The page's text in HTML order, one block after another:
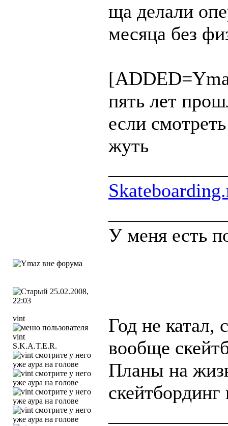
ща делали
месяца без
пять лет
если
жуть
У меня есть
25.02.2008,
22:03
vint
S.K.A.T.E.R.
Год не катал,
вообще
Планы на